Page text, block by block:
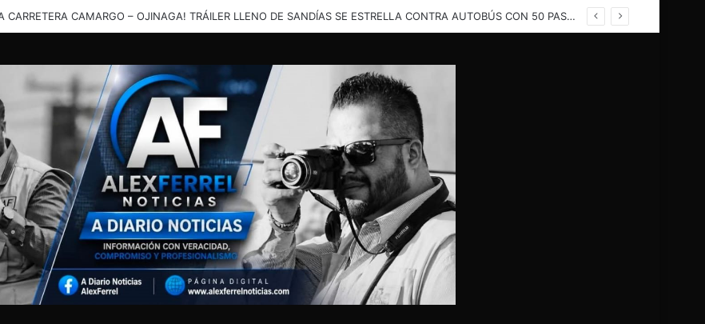
TRAGEDIA EN LA CARRETERA CAMARGO – OJINAGA! TRÁILER LLENO DE SANDÍAS SE ESTRELLA CONTRA AUTOBÚS CON 50 PASAJEROS